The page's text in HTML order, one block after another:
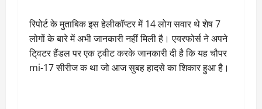
रिपोर्ट के मुताबिक इस हेलीकॉप्टर में 14 लोग सवार थे शेष 7
लोगों के बारे में अभी जानकारी नहीं मिली है। एयरफोर्स ने अपने
टि्वटर हैंडल पर एक ट्वीट करके जानकारी दी है कि यह चौपर
mi-17 सीरीज क था जो आज सुबह हादसे का शिकार हुआ है।